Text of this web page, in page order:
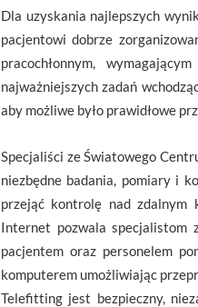
Dla uzyskania najlepszych
pacjentowi dobrze
pracochłonnym,
najważniejszych zadań
aby możliwe było prawidłowe
Specjaliści ze Światowego
niezbędne badania, pomiary i
przejąć kontrolę nad zdalnym
Internet pozwala specjalistom
pacjentem oraz personelem
komputerem umożliwiając
Telefitting jest bezpieczny,